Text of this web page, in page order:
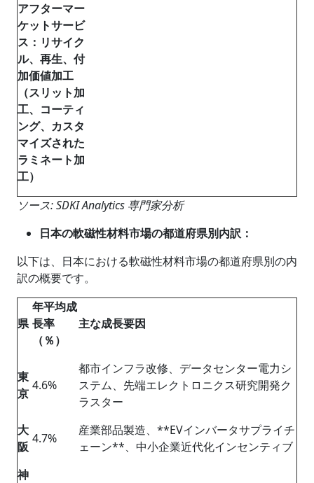
アフターマー
ケットサービ
ス：リサイク
ル、再生、付
加価値加工
（スリット加
工、コーティ
ング、カスタ
マイズされた
ラミネート加
工）
ソース: SDKI Analytics 専門家分析
日本の軟磁性材料市場の都道府県別内訳：
以下は、日本における軟磁性材料市場の都道府県別の内
訳の概要です。
県
年平均成
長率
（％）
主な成長要因
東
京
4.6%
都市インフラ改修、データセンター電力シ
ステム、先端エレクトロニクス研究開発ク
ラスター
大
阪
4.7%
産業部品製造、**EVインバータサプライチ
ェーン**、中小企業近代化インセンティブ
神